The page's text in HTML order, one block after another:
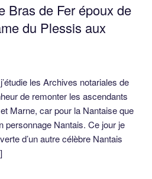
Bras de Fer époux de
du Plessis aux
les Archives notariales de
de remonter les ascendants
Marne, car pour la Nantaise que
personnage Nantais. Ce jour je
d’un autre célèbre Nantais